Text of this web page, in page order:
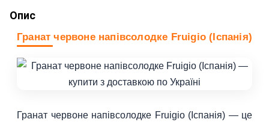
Опис
Гранат червоне напівсолодке Fruigio (Іспанія)
Гранат червоне напівсолодке Fruigio (Іспанія) — це